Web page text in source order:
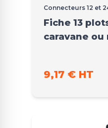
Connecteurs 12 et
Fiche 13
caravane
9,17 € HT